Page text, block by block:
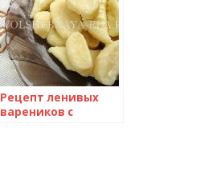
Рецепт ленивых
вареников с